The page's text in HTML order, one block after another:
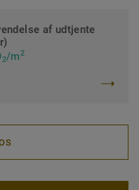
af udtjente
2/m2